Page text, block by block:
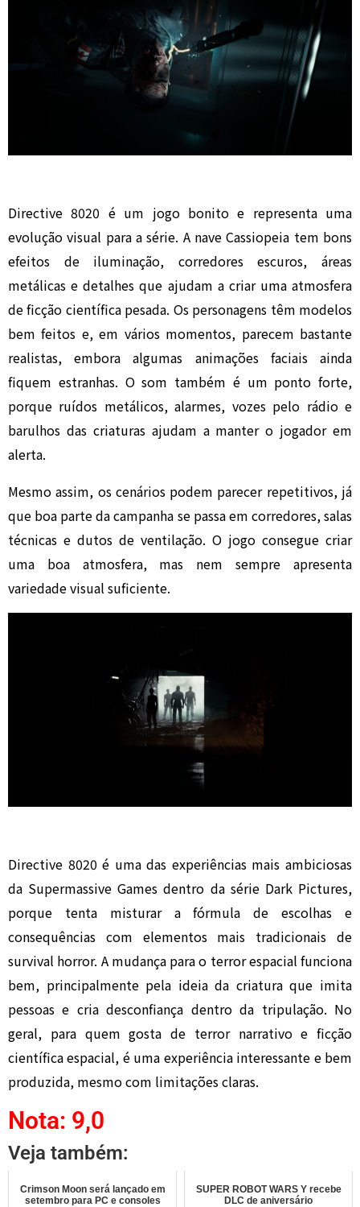
Directive 8020 é um jogo bonito e representa uma
evolução visual para a série. A nave Cassiopeia tem bons
efeitos de iluminação, corredores escuros, áreas
metálicas e detalhes que ajudam a criar uma atmosfera
de ficção científica pesada. Os personagens têm modelos
bem feitos e, em vários momentos, parecem bastante
realistas, embora algumas animações faciais ainda
fiquem estranhas. O som também é um ponto forte,
porque ruídos metálicos, alarmes, vozes pelo rádio e
barulhos das criaturas ajudam a manter o jogador em
alerta.
Mesmo assim, os cenários podem parecer repetitivos, já
que boa parte da campanha se passa em corredores, salas
técnicas e dutos de ventilação. O jogo consegue criar
uma boa atmosfera, mas nem sempre apresenta
variedade visual suficiente.
Directive 8020 é uma das experiências mais ambiciosas
da Supermassive Games dentro da série Dark Pictures,
porque tenta misturar a fórmula de escolhas e
consequências com elementos mais tradicionais de
survival horror. A mudança para o terror espacial funciona
bem, principalmente pela ideia da criatura que imita
pessoas e cria desconfiança dentro da tripulação. No
geral, para quem gosta de terror narrativo e ficção
científica espacial, é uma experiência interessante e bem
produzida, mesmo com limitações claras.
Nota: 9,0
Veja também:
Crimson Moon será lançado em
setembro para PC e consoles
SUPER ROBOT WARS Y recebe
DLC de aniversário